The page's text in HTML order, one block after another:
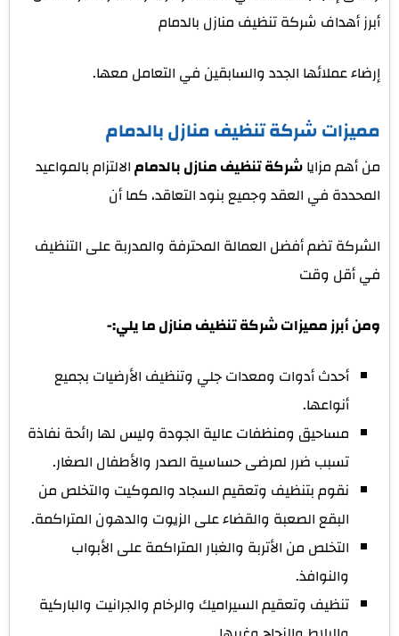
أبرز أهداف شركة تنظيف منازل بالدمام
إرضاء عملائها الجدد والسابقين في التعامل معها.
مميزات شركة تنظيف منازل بالدمام
من أهم مزاياشركة تنظيف منازل بالدمامالالتزام بالمواعيد
المحددة في العقد وجميع بنود التعاقد، كما أن
الشركة تضم أفضل العمالة المحترفة والمدربة على التنظيف
في أقل وقت
ومن أبرز مميزات شركة تنظيف منازل ما يلي:-
أحدث أدوات ومعدات جلي وتنظيف الأرضيات بجميع
أنواعها.
مساحيق ومنظفات عالية الجودة وليس لها رائحة نفاذة
تسبب ضرر لمرضى حساسية الصدر والأطفال الصغار.
نقوم بتنظيف وتعقيم السجاد والموكيت والتخلص من
البقع الصعبة والقضاء على الزيوت والدهون المتراكمة.
التخلص من الأتربة والغبار المتراكمة على الأبواب
والنوافذ.
تنظيف وتعقيم السيراميك والرخام والجرانيت والباركية